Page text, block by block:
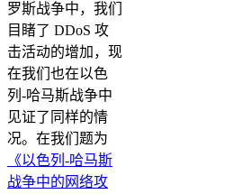
罗斯战争中，我们
目睹了 DDoS 攻
击活动的增加，现
在我们也在以色
列-哈马斯战争中
见证了同样的情
况。在我们题为
《以色列-哈马斯
战争中的网络攻